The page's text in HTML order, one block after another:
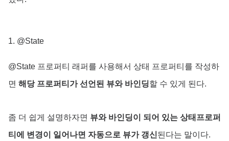
1. @State
@State 프로퍼티 래퍼를 사용해서 상태 프로퍼티를 작성하
면 해당 프로퍼티가 선언된 뷰와 바인딩할 수 있게 된다.
좀 더 쉽게 설명하자면 뷰와 바인딩이 되어 있는 상태프로퍼
티에 변경이 일어나면 자동으로 뷰가 갱신된다는 말이다.